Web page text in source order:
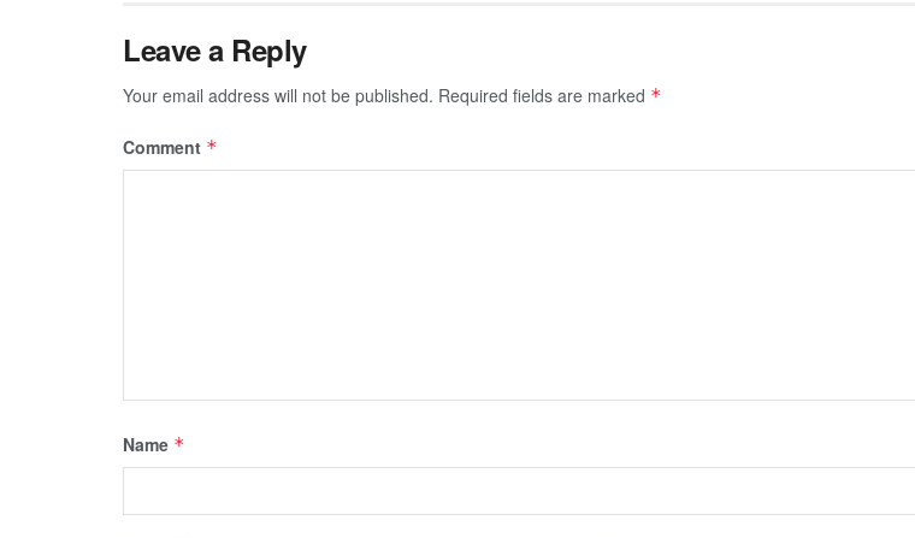
Leave a Reply
Your email address will not be published. Required fields are marked *
Comment *
Name *